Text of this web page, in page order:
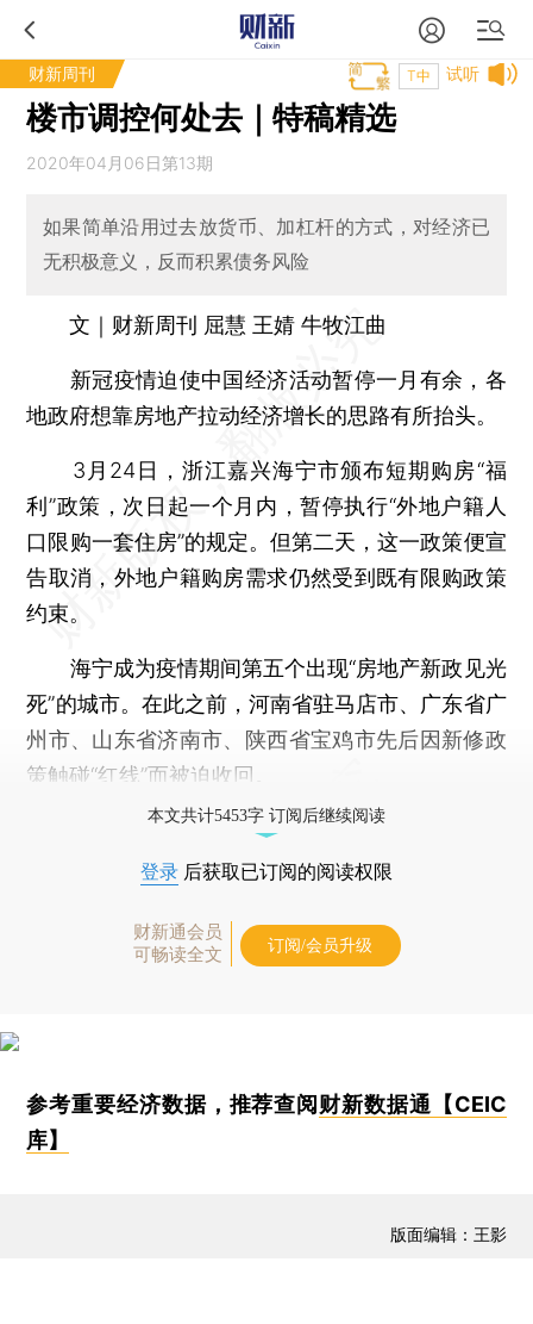
财新周刊 试听
T中
楼市调控何处去｜特稿精选
2020年04月06日第13期
如果简单沿用过去放货币、加杠杆的方式，对经济已
无积极意义，反而积累债务风险
文｜财新周刊 屈慧 王婧 牛牧江曲
新冠疫情迫使中国经济活动暂停一月有余，各
地政府想靠房地产拉动经济增长的思路有所抬头。
3月24日，浙江嘉兴海宁市颁布短期购房“福
利”政策，次日起一个月内，暂停执行“外地户籍人
口限购一套住房”的规定。但第二天，这一政策便宣
告取消，外地户籍购房需求仍然受到既有限购政策
约束。
海宁成为疫情期间第五个出现“房地产新政见光
死”的城市。在此之前，河南省驻马店市、广东省广
州市、山东省济南市、陕西省宝鸡市先后因新修政
策触碰“红线”而被迫收回。
本文共计5453字 订阅后继续阅读
登录 后获取已订阅的阅读权限
财新通会员
可畅读全文
订阅/会员升级
参考重要经济数据，推荐查阅 财新数据通【CEIC
库】
版面编辑：王影